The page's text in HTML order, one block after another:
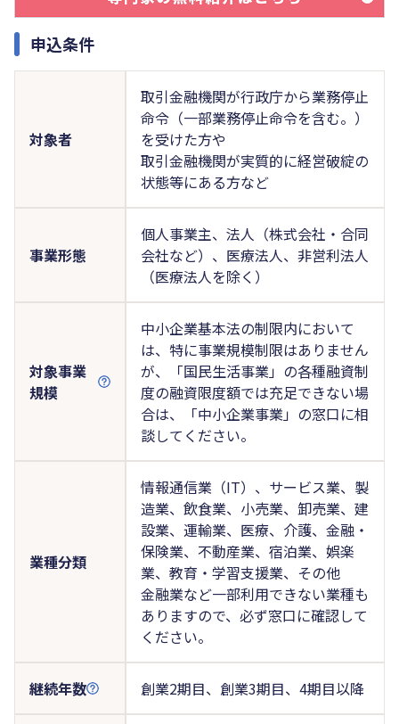
申込条件
対象者
取引金融機関が行政庁から業務停止
命令（一部業務停止命令を含む。）
を受けた方や
取引金融機関が実質的に経営破綻の
状態等にある方など
事業形態
個人事業主、法人（株式会社・合同
会社など）、医療法人、非営利法人
（医療法人を除く）
対象事業
規模
中小企業基本法の制限内において
は、特に事業規模制限はありません
が、「国民生活事業」の各種融資制
度の融資限度額では充足できない場
合は、「中小企業事業」の窓口に相
談してください。
業種分類
情報通信業（IT）、サービス業、製
造業、飲食業、小売業、卸売業、建
設業、運輸業、医療、介護、金融・
保険業、不動産業、宿泊業、娯楽
業、教育・学習支援業、その他
金融業など一部利用できない業種も
ありますので、必ず窓口に確認して
ください。
継続年数 創業2期目、創業3期目、4期目以降